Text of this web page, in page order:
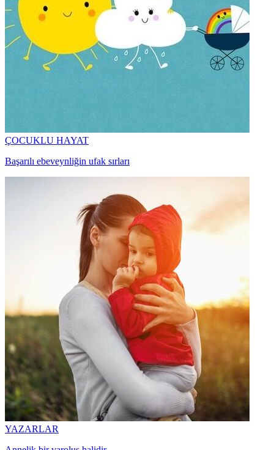
ÇOCUKLU HAYAT
Başarılı ebeveynliğin ufak sırları
YAZARLAR